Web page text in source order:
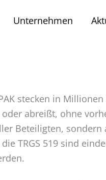
Unternehmen
stecken in
abreißt, ohne
Beteiligten,
TRGS 519 sind